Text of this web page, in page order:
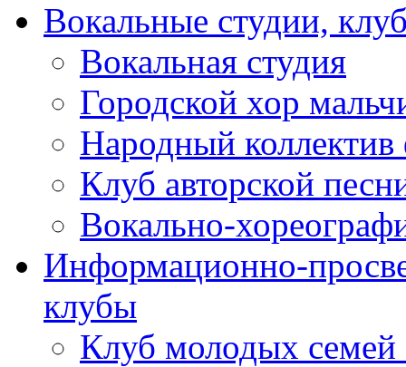
Вокальные студии,
Вокальная студия
Городской хор
Народный коллектив
Клуб авторской
Вокально-
Информационно-
клубы
Клуб молодых